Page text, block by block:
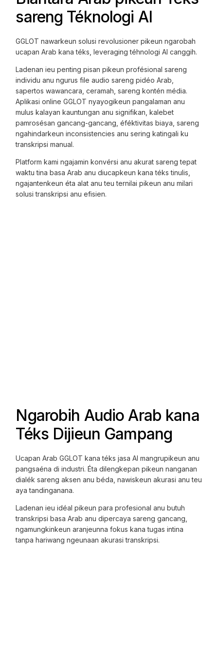
sareng Téknologi AI
GGLOT nawarkeun solusi revolusioner pikeun ngarobah
ucapan Arab kana téks, leveraging téhnologi AI canggih.
Ladenan ieu penting pisan pikeun profésional sareng
individu anu ngurus file audio sareng pidéo Arab,
sapertos wawancara, ceramah, sareng kontén média.
Aplikasi online GGLOT nyayogikeun pangalaman anu
mulus kalayan kauntungan anu signifikan, kalebet
pamrosésan gancang-gancang, éféktivitas biaya, sareng
ngahindarkeun inconsistencies anu sering katingali ku
transkripsi manual.
Platform kami ngajamin konvérsi anu akurat sareng tepat
waktu tina basa Arab anu diucapkeun kana téks tinulis,
ngajantenkeun éta alat anu teu ternilai pikeun anu milari
solusi transkripsi anu efisien.
Ngarobih Audio Arab kana
Téks Dijieun Gampang
Ucapan Arab GGLOT kana téks jasa AI mangrupikeun anu
pangsaéna di industri. Éta dilengkepan pikeun nanganan
dialék sareng aksen anu béda, nawiskeun akurasi anu teu
aya tandinganana.
Ladenan ieu idéal pikeun para profesional anu butuh
transkripsi basa Arab anu dipercaya sareng gancang,
ngamungkinkeun aranjeunna fokus kana tugas intina
tanpa hariwang ngeunaan akurasi transkripsi.